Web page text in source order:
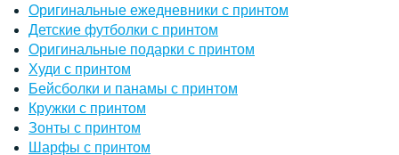
Оригинальные ежедневники с принтом
Детские футболки с принтом
Оригинальные подарки с принтом
Худи с принтом
Бейсболки и панамы с принтом
Кружки с принтом
Зонты с принтом
Шарфы с принтом